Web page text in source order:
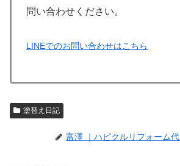
問い合わせください。
LINEでのお問い合わせはこちら
塗替え日記
富澤 ｜ハピクルリフォーム